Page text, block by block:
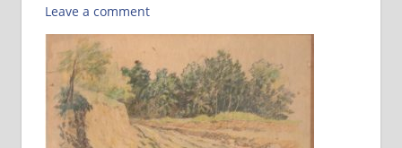
Leave a comment